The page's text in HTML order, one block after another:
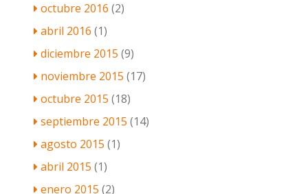
octubre 2016 (2)
abril 2016 (1)
diciembre 2015 (9)
noviembre 2015 (17)
octubre 2015 (18)
septiembre 2015 (14)
agosto 2015 (1)
abril 2015 (1)
enero 2015 (2)